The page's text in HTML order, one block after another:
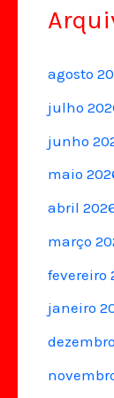
agosto
julho
junho
maio
abril
março
fevereiro
janeiro